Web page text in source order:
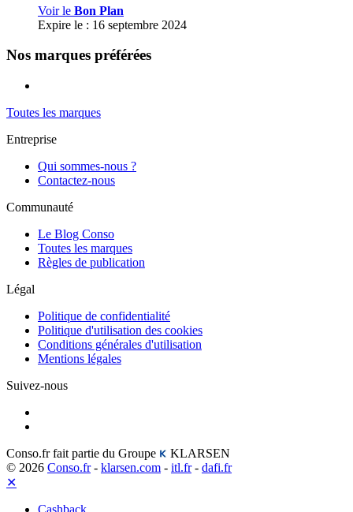
Voir le Bon Plan
Expire le : 16 septembre 2024
Nos marques préférées
Toutes les marques
Entreprise
Qui sommes-nous ?
Contactez-nous
Communauté
Le Blog Conso
Toutes les marques
Règles de publication
Légal
Politique de confidentialité
Politique d'utilisation des cookies
Conditions générales d'utilisation
Mentions légales
Suivez-nous
Conso.fr fait partie du Groupe
KLARSEN
© 2026 Conso.fr- klarsen.com - itl.fr- dafi.fr
✕
Cashback